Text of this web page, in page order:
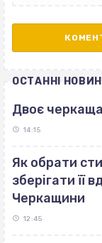
ОСТАННІ
Двоє
14:15
Як обрати
зберігати її
Черкащини
12:45